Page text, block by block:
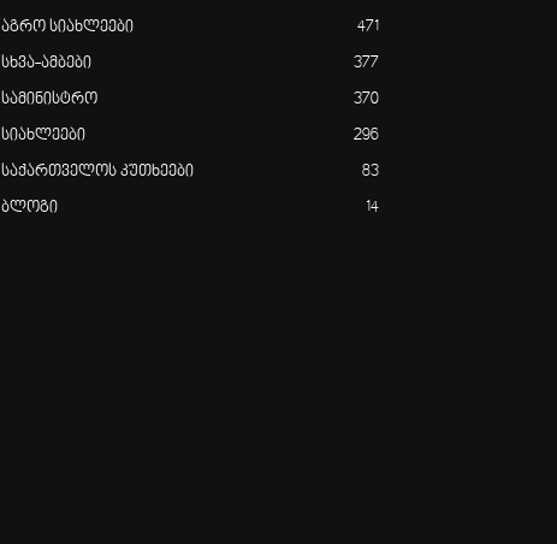
აგრო სიახლეები 471
სხვა-ამბები 377
სამინისტრო 370
სიახლეები 296
საქართველოს კუთხეები 83
ბლოგი 14